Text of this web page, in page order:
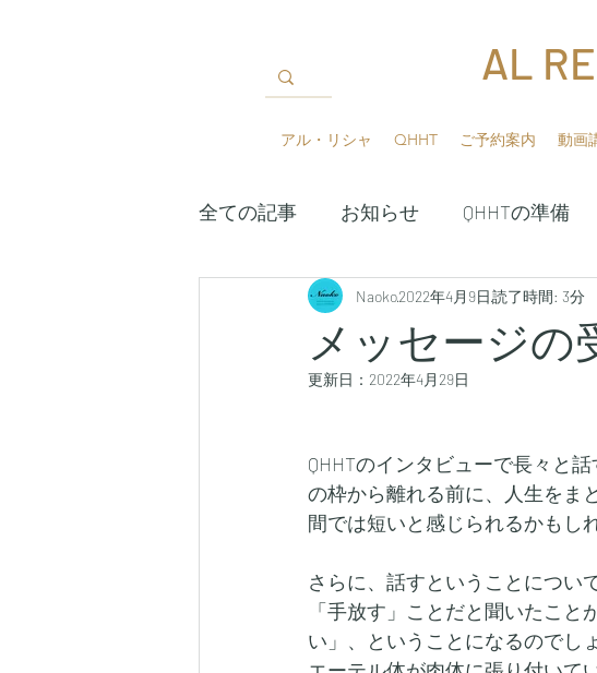
AL
アル・リシャ QHHT ご予約案内 動画
全ての記事 お知らせ QHHTの準備
QHHTグループセッション サブコン
アスクレピオス夢の神殿学校講座
魂の図書館
メッセージの
Naoko2022年4月9日読了時間: 3分
更新日： 2022年4月29日
QHHTのインタビューで長々と
の枠から離れる前に、人生をま
間では短いと感じられるかもし
さらに、話すということについ
「手放す」ことだと聞いたこ
い」、ということになるのでし